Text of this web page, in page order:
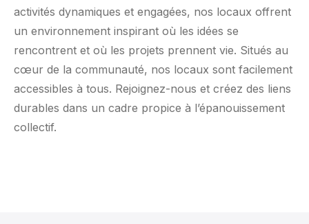
activités dynamiques et engagées, nos locaux offrent
un environnement inspirant où les idées se
rencontrent et où les projets prennent vie. Situés au
cœur de la communauté, nos locaux sont facilement
accessibles à tous. Rejoignez-nous et créez des liens
durables dans un cadre propice à l’épanouissement
collectif.